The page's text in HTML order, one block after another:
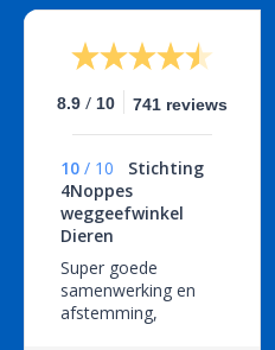
8.9 / 10 741 reviews
10 / 10
Stichting
4Noppes
weggeefwinkel
Dieren
Super goede
samenwerking en
afstemming,